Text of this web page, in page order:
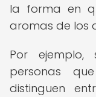
la forma en
aromas de los
Por
personas
distinguen